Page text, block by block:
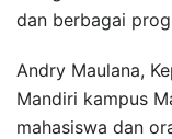
dan berbagai
Andry Maulana,
Mandiri kampus
mahasiswa dan